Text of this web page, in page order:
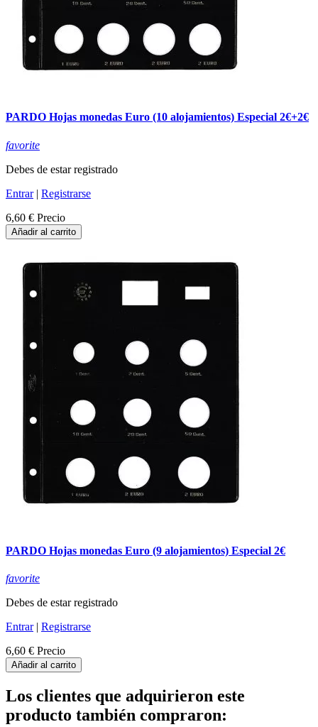
PARDO Hojas monedas Euro (10 alojamientos) Especial 2€+2€
favorite
Debes de estar registrado
Entrar| Registrarse
6,60 € Precio
Añadir al carrito
PARDO Hojas monedas Euro (9 alojamientos) Especial 2€
favorite
Debes de estar registrado
Entrar| Registrarse
6,60 € Precio
Añadir al carrito
Los clientes que adquirieron este
producto también compraron: